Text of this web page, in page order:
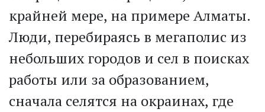
крайней мере, на примере Алматы.
Люди, перебираясь в мегаполис из
небольших городов и сел в поисках
работы или за образованием,
сначала селятся на окраинах, где